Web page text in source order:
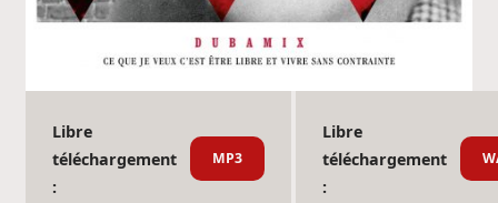
Libre
téléchargement
:
MP3
Libre
téléchargement
: